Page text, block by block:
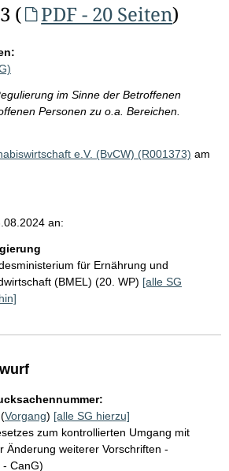
(
PDF - 20 Seiten)
im Sinne der Betroffenen
Personen zu o.a. Bereichen.
e.V. (BvCW) (R001373) am
an:
für Ernährung und
(BMEL) (20. WP) [alle SG
(Vorgang) [alle SG hierzu]
zum kontrollierten Umgang mit
Änderung weiterer Vorschriften -
- CanG)